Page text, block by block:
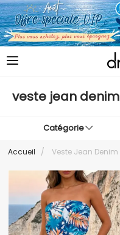
veste jean denim
Catégorie
Accueil / Veste Jean Denim